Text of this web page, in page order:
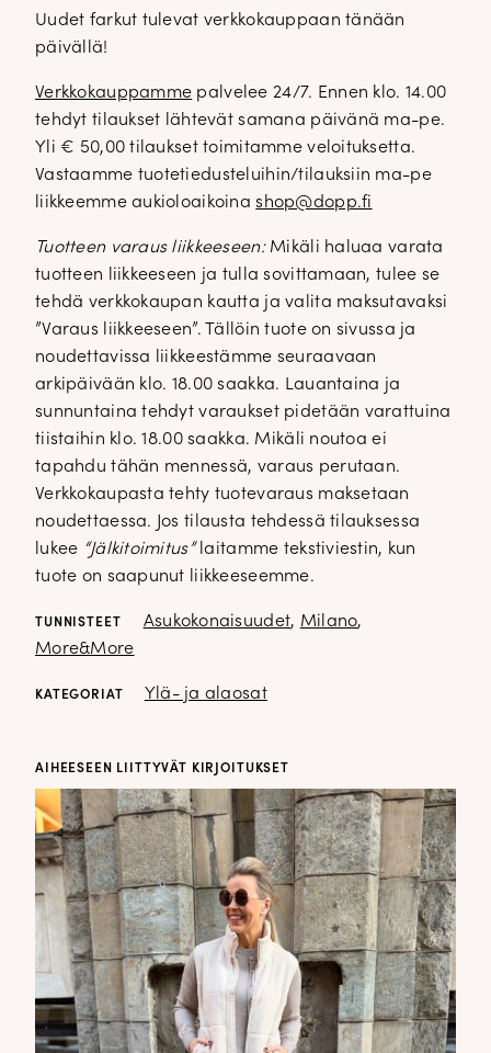
Uudet farkut tulevat verkkokauppaan tänään
päivällä!
Verkkokauppamme palvelee 24/7. Ennen klo. 14.00
tehdyt tilaukset lähtevät samana päivänä ma-pe.
Yli € 50,00 tilaukset toimitamme veloituksetta.
Vastaamme tuotetiedusteluihin/tilauksiin ma-pe
liikkeemme aukioloaikoinashop@dopp.fi
Tuotteen varaus liikkeeseen:Mikäli haluaa varata
tuotteen liikkeeseen ja tulla sovittamaan, tulee se
tehdä verkkokaupan kautta ja valita maksutavaksi
”Varaus liikkeeseen”. Tällöin tuote on sivussa ja
noudettavissa liikkeestämme seuraavaan
arkipäivään klo. 18.00 saakka. Lauantaina ja
sunnuntaina tehdyt varaukset pidetään varattuina
tiistaihin klo. 18.00 saakka. Mikäli noutoa ei
tapahdu tähän mennessä, varaus perutaan.
Verkkokaupasta tehty tuotevaraus maksetaan
noudettaessa. Jos tilausta tehdessä tilauksessa
lukee “Jälkitoimitus”laitamme tekstiviestin, kun
tuote on saapunut liikkeeseemme.
TUNNISTEET Asukokonaisuudet, Milano,
More&More
KATEGORIAT Ylä- ja alaosat
AIHEESEEN LIITTYVÄT KIRJOITUKSET